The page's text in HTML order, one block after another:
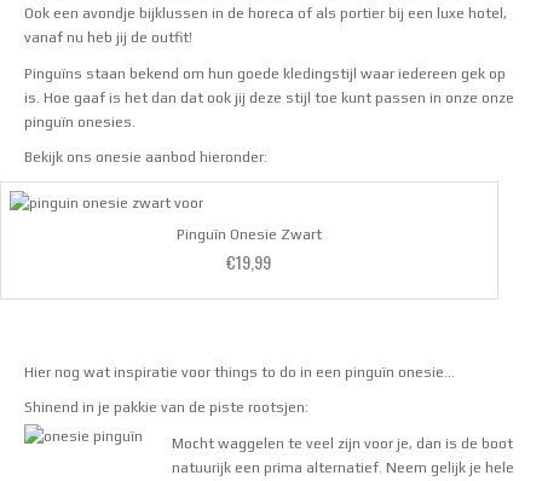
Ook een avondje bijklussen in de horeca of als portier bij een luxe hotel,
vanaf nu heb jij de outfit!
Pinguïns staan bekend om hun goede kledingstijl waar iedereen gek op
is. Hoe gaaf is het dan dat ook jij deze stijl toe kunt passen in onze onze
pinguïn onesies.
Bekijk ons onesie aanbod hieronder:
Pinguïn Onesie Zwart
€19,99
Waardering
Hier nog wat inspiratie voor things to do in een pinguïn onesie…
Shinend in je pakkie van de piste rootsjen:
Mocht waggelen te veel zijn voor je, dan is de boot
natuurijk een prima alternatief. Neem gelijk je hele